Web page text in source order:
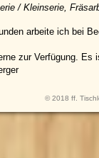
/ Kleinserie,
arbeite ich bei
zur Verfügung.
© 2018 ff.